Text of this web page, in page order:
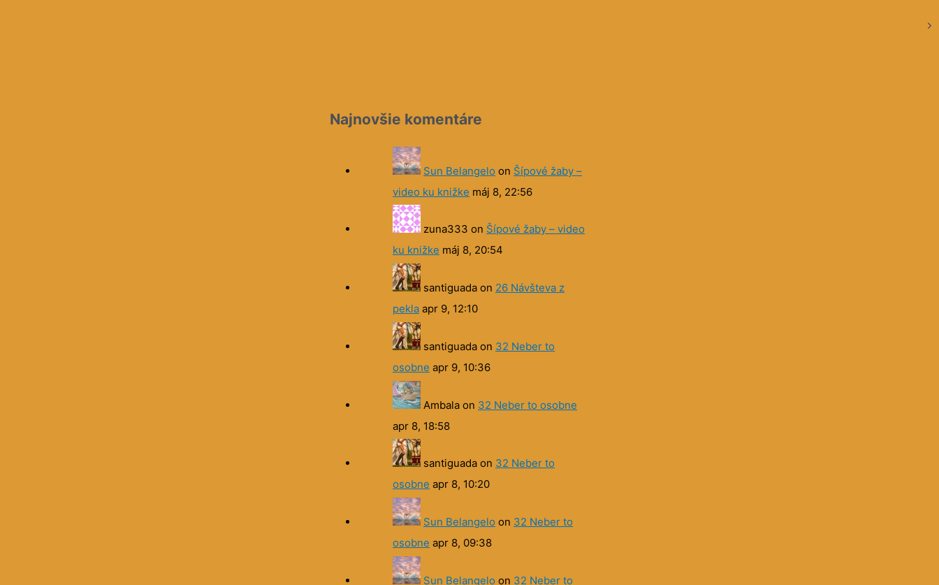
Najnovšie komentáre
Sun Belangelo on Šípové žaby –
video ku knižke máj 8, 22:56
zuna333 on Šípové žaby – video
ku knižke máj 8, 20:54
santiguada on 26 Návšteva z
pekla apr 9, 12:10
santiguada on 32 Neber to
osobne apr 9, 10:36
Ambala on 32 Neber to osobne
apr 8, 18:58
santiguada on 32 Neber to
osobne apr 8, 10:20
Sun Belangelo on 32 Neber to
osobne apr 8, 09:38
Sun Belangelo on 32 Neber to